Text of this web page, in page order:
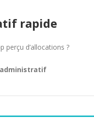
rapide
perçu d’allocations ?
administratif